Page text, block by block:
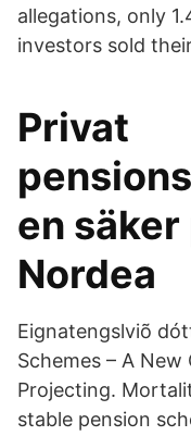
allegations, only
investors sold
Privat
en
Nordea
Eignatengslviõ
Schemes – A
Projecting.
stable pension